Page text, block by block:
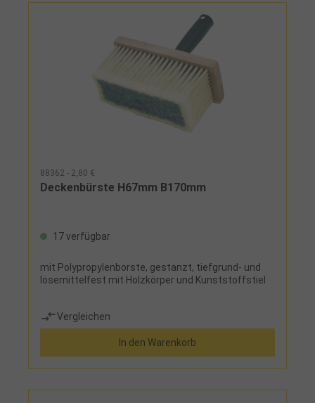
88362 - 2,80 €
Deckenbürste H67mm B170mm
17 verfügbar
mit Polypropylenborste, gestanzt, tiefgrund- und
lösemittelfest mit Holzkörper und Kunststoffstiel
Vergleichen
In den Warenkorb